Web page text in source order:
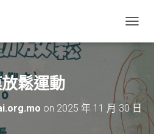
O
G
L
N
A
鬆運動
on 2025 年 11 月 30 日